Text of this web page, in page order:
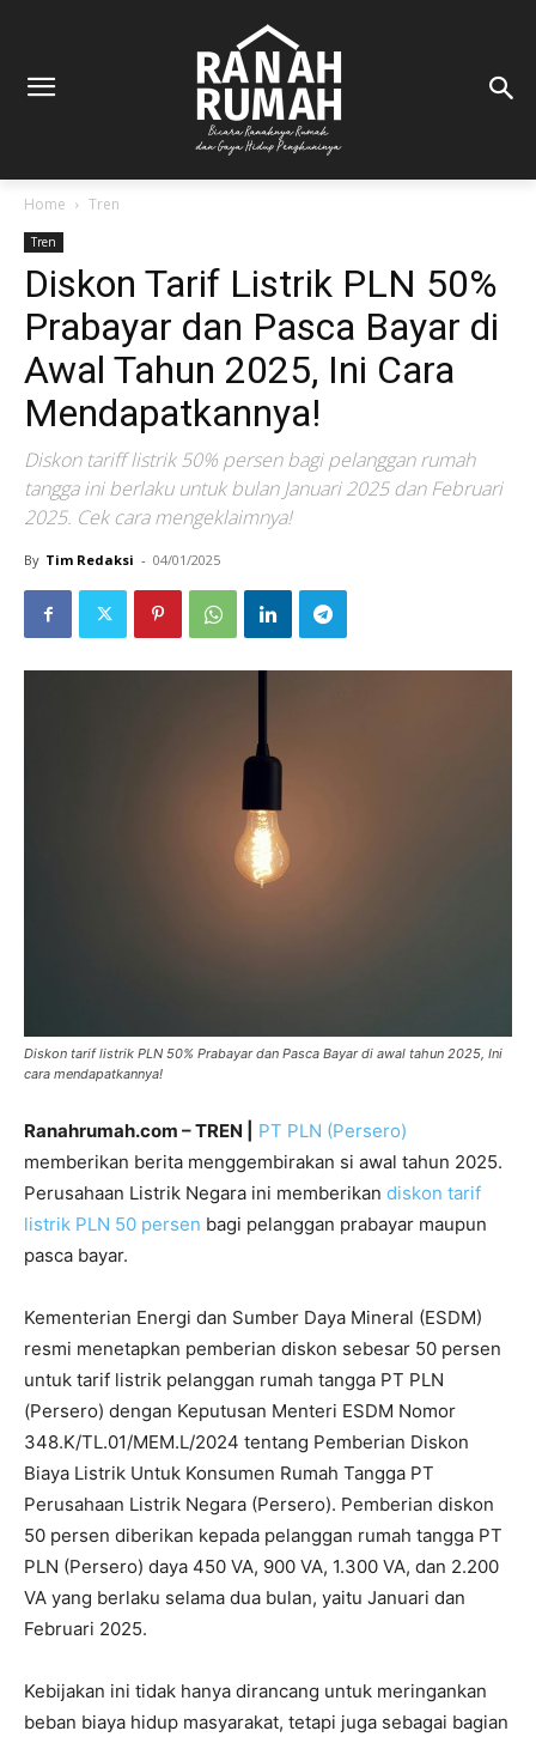
Home Tren
Tren
Diskon Tarif Listrik PLN 50%
Prabayar dan Pasca Bayar di
Awal Tahun 2025, Ini Cara
Mendapatkannya!
Diskon tariff listrik 50% persen bagi pelanggan rumah
tangga ini berlaku untuk bulan Januari 2025 dan Februari
2025. Cek cara mengeklaimnya!
By Tim Redaksi - 04/01/2025
Diskon tarif listrik PLN 50% Prabayar dan Pasca Bayar di awal tahun 2025, Ini
cara mendapatkannya!
Ranahrumah.com – TREN |
PT PLN (Persero)
memberikan berita menggembirakan si awal tahun 2025.
Perusahaan Listrik Negara ini memberikan diskon tarif
listrik PLN 50 persen bagi pelanggan prabayar maupun
pasca bayar.
Kementerian Energi dan Sumber Daya Mineral (ESDM)
resmi menetapkan pemberian diskon sebesar 50 persen
untuk tarif listrik pelanggan rumah tangga PT PLN
(Persero) dengan Keputusan Menteri ESDM Nomor
348.K/TL.01/MEM.L/2024 tentang Pemberian Diskon
Biaya Listrik Untuk Konsumen Rumah Tangga PT
Perusahaan Listrik Negara (Persero). Pemberian diskon
50 persen diberikan kepada pelanggan rumah tangga PT
PLN (Persero) daya 450 VA, 900 VA, 1.300 VA, dan 2.200
VA yang berlaku selama dua bulan, yaitu Januari dan
Februari 2025.
Kebijakan ini tidak hanya dirancang untuk meringankan
beban biaya hidup masyarakat, tetapi juga sebagai bagian